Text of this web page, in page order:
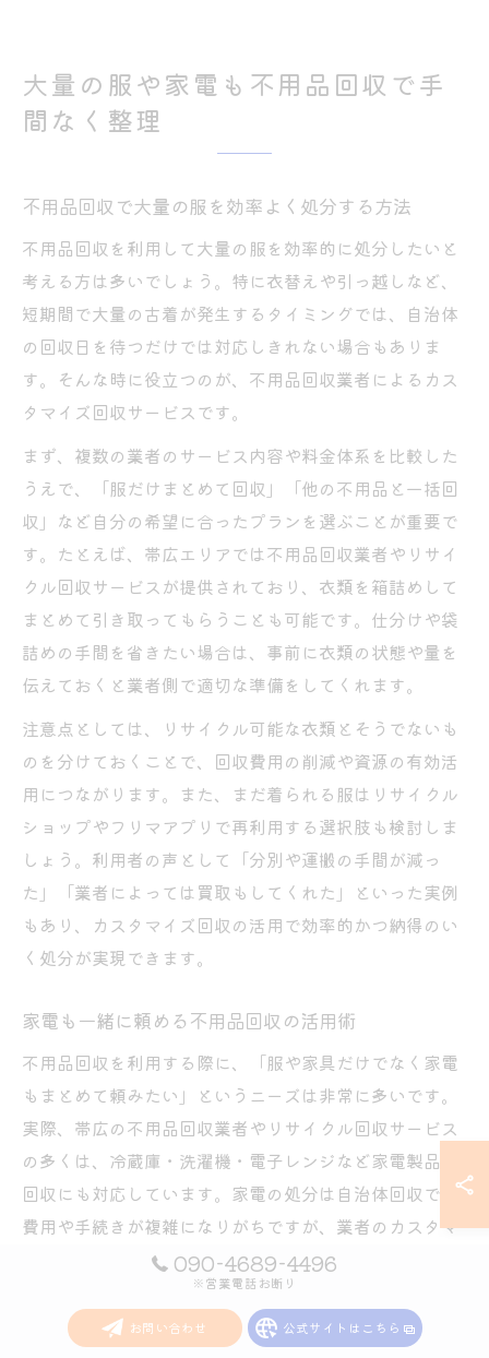
大量の服や家電も不用品回収で手
間なく整理
不用品回収で大量の服を効率よく処分する方法
不用品回収を利用して大量の服を効率的に処分したいと
考える方は多いでしょう。特に衣替えや引っ越しなど、
短期間で大量の古着が発生するタイミングでは、自治体
の回収日を待つだけでは対応しきれない場合もありま
す。そんな時に役立つのが、不用品回収業者によるカス
タマイズ回収サービスです。
まず、複数の業者のサービス内容や料金体系を比較した
うえで、「服だけまとめて回収」「他の不用品と一括回
収」など自分の希望に合ったプランを選ぶことが重要で
す。たとえば、帯広エリアでは不用品回収業者やリサイ
クル回収サービスが提供されており、衣類を箱詰めして
まとめて引き取ってもらうことも可能です。仕分けや袋
詰めの手間を省きたい場合は、事前に衣類の状態や量を
伝えておくと業者側で適切な準備をしてくれます。
注意点としては、リサイクル可能な衣類とそうでないも
のを分けておくことで、回収費用の削減や資源の有効活
用につながります。また、まだ着られる服はリサイクル
ショップやフリマアプリで再利用する選択肢も検討しま
しょう。利用者の声として「分別や運搬の手間が減っ
た」「業者によっては買取もしてくれた」といった実例
もあり、カスタマイズ回収の活用で効率的かつ納得のい
く処分が実現できます。
家電も一緒に頼める不用品回収の活用術
不用品回収を利用する際に、「服や家具だけでなく家電
もまとめて頼みたい」というニーズは非常に多いです。
実際、帯広の不用品回収業者やリサイクル回収サービス
の多くは、冷蔵庫・洗濯機・電子レンジなど家電製品の
回収にも対応しています。家電の処分は自治体回収では
費用や手続きが複雑になりがちですが、業者のカスタマ
イズプランなら一括で手間なく対応可能です。
具体的には、不要な家電を他の不用品と一緒に回収する
「まとめてプラン」や、「大型家電のみピックアップ」
090-4689-4496
※営業電話お断り
お問い合わせ 公式サイトはこちら